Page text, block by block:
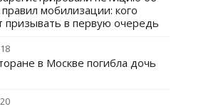
мобилизации: кого
призывать в первую очередь
в Москве погибла дочь